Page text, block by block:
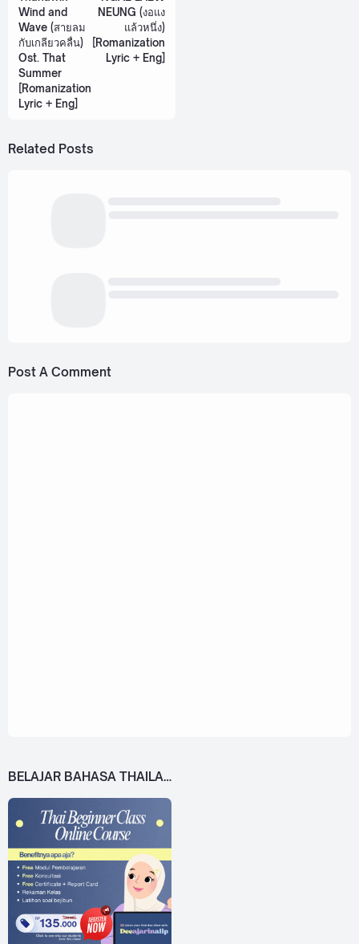
Wind and
Wave (สายลม
กับเกลียวคลื่น)
Ost. That
Summer
[Romanization
Lyric + Eng]
NEUNG (งอแง
แล้วหนึ่ง)
[Romanization
Lyric + Eng]
Related Posts
Post A Comment
BELAJAR BAHASA THAILAND DARI 0!